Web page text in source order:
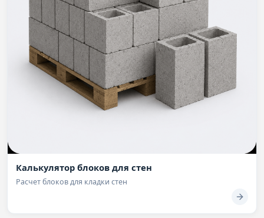
Калькулятор блоков для стен
Расчет блоков для кладки стен